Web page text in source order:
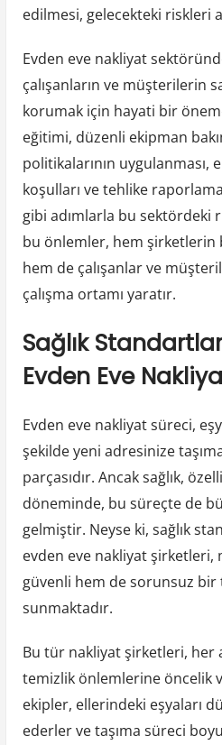
edilmesi, gelecekteki riskleri
Evden eve nakliyat
çalışanların ve müşterilerin
korumak için hayati bir
eğitimi, düzenli ekipman
politikalarının uygulanması,
koşulları ve tehlike
gibi adımlarla bu sektördeki
bu önlemler, hem şirketlerin
hem de çalışanlar ve
çalışma ortamı yaratır.
Sağlık
Evden Eve
Evden eve nakliyat süreci,
şekilde yeni adresinize
parçasıdır. Ancak sağlık,
döneminde, bu süreçte de
gelmiştir. Neyse ki, sağlık
evden eve nakliyat
güvenli hem de sorunsuz bir
sunmaktadır.
Bu tür nakliyat şirketleri, her
temizlik önlemlerine öncelik
ekipler, ellerindeki eşyaları
ederler ve taşıma süreci